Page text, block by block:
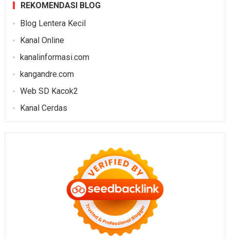
REKOMENDASI BLOG
Blog Lentera Kecil
Kanal Online
kanalinformasi.com
kangandre.com
Web SD Kacok2
Kanal Cerdas